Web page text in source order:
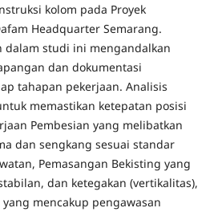
kolom pada Proyek
Headquarter Semarang.
dalam studi ini mengandalkan
dan dokumentasi
tahapan pekerjaan. Analisis
memastikan ketepatan posisi
Pembesian yang melibatkan
dan sengkang sesuai standar
Pemasangan Bekisting yang
dan ketegakan (vertikalitas),
mencakup pengawasan